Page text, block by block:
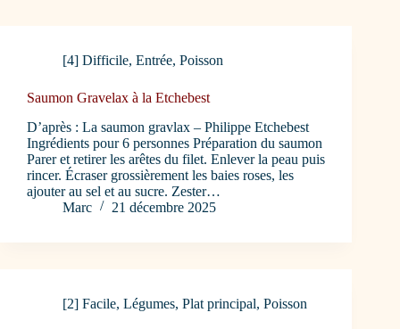
[4] Difficile, Entrée, Poisson
Saumon Gravelax à la Etchebest
D’après : La saumon gravlax – Philippe Etchebest
Ingrédients pour 6 personnes Préparation du saumon
Parer et retirer les arêtes du filet. Enlever la peau puis
rincer. Écraser grossièrement les baies roses, les
ajouter au sel et au sucre. Zester…
Marc
21 décembre 2025
[2] Facile, Légumes, Plat principal, Poisson